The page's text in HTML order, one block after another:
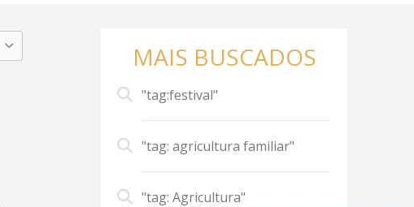
MAIS BUSCADOS
"tag:festival"
"tag: agricultura familiar"
"tag: Agricultura"